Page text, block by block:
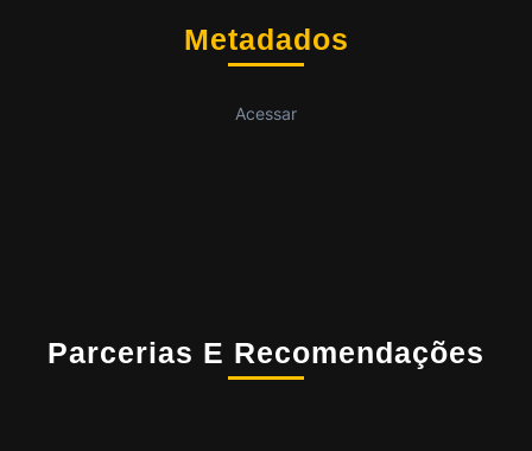
Metadados
Acessar
Parcerias E Recomendações